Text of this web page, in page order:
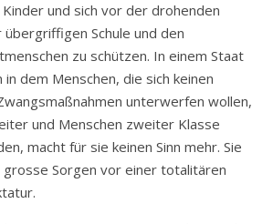
und sich vor der drohenden
Schule und den
zu schützen. In einem Staat
dem Menschen, die sich keinen
unterwerfen wollen,
und Menschen zweiter Klasse
macht für sie keinen Sinn mehr. Sie
grosse Sorgen vor einer totalitären